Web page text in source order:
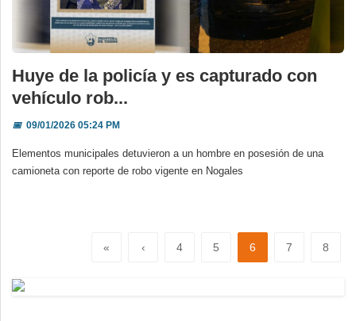
Huye de la policía y es capturado con
vehículo rob...
📅09/01/2026 05:24 PM
Elementos municipales detuvieron a un hombre en posesión de una
camioneta con reporte de robo vigente en Nogales
« ‹ 4 5 6 7 8